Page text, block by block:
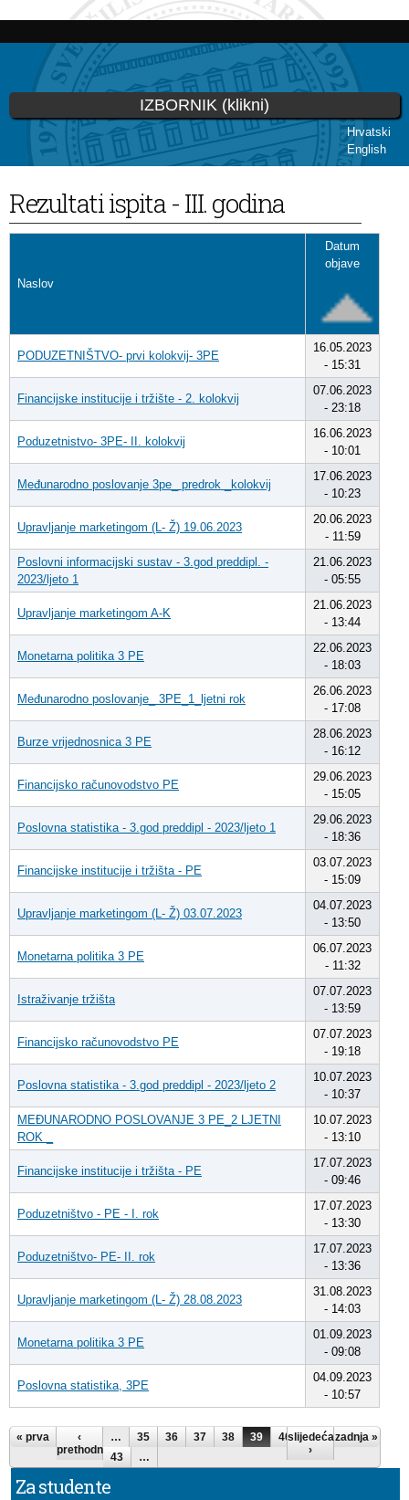
Skip to
content
Hrvatski
English
IZBORNIK (klikni)
You are here
Rezultati ispita - III. godina
Naslov
Datum
objave
PODUZETNIŠTVO- prvi kolokvij- 3PE
16.05.2023
- 15:31
Financijske institucije i tržište - 2. kolokvij
07.06.2023
- 23:18
Poduzetnistvo- 3PE- II. kolokvij
16.06.2023
- 10:01
Međunarodno poslovanje 3pe_ predrok _kolokvij
17.06.2023
- 10:23
Upravljanje marketingom (L- Ž) 19.06.2023
20.06.2023
- 11:59
Poslovni informacijski sustav - 3.god preddipl. -
2023/ljeto 1
21.06.2023
- 05:55
Upravljanje marketingom A-K
21.06.2023
- 13:44
Monetarna politika 3 PE
22.06.2023
- 18:03
Međunarodno poslovanje_ 3PE_1_ljetni rok
26.06.2023
- 17:08
Burze vrijednosnica 3 PE
28.06.2023
- 16:12
Financijsko računovodstvo PE
29.06.2023
- 15:05
Poslovna statistika - 3.god preddipl - 2023/ljeto 1
29.06.2023
- 18:36
Financijske institucije i tržišta - PE
03.07.2023
- 15:09
Upravljanje marketingom (L- Ž) 03.07.2023
04.07.2023
- 13:50
Monetarna politika 3 PE
06.07.2023
- 11:32
Istraživanje tržišta
07.07.2023
- 13:59
Financijsko računovodstvo PE
07.07.2023
- 19:18
Poslovna statistika - 3.god preddipl - 2023/ljeto 2
10.07.2023
- 10:37
MEĐUNARODNO POSLOVANJE 3 PE_2 LJETNI
ROK _
10.07.2023
- 13:10
Financijske institucije i tržišta - PE
17.07.2023
- 09:46
Poduzetništvo - PE - I. rok
17.07.2023
- 13:30
Poduzetništvo- PE- II. rok
17.07.2023
- 13:36
Upravljanje marketingom (L- Ž) 28.08.2023
31.08.2023
- 14:03
Monetarna politika 3 PE
01.09.2023
- 09:08
Poslovna statistika, 3PE
04.09.2023
- 10:57
Pages
« prva
‹
prethodna
… 35 36 37 38 39 40 41
42
43
…
slijedeća
›
zadnja »
Za studente